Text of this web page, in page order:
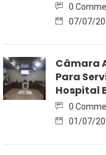
0
07/07/
Câmara
Para
Hospital
0
01/07/